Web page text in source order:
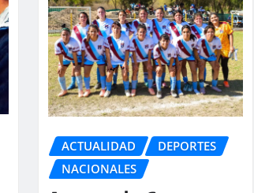
ACTUALIDAD
DEPORTES
NACIONALES